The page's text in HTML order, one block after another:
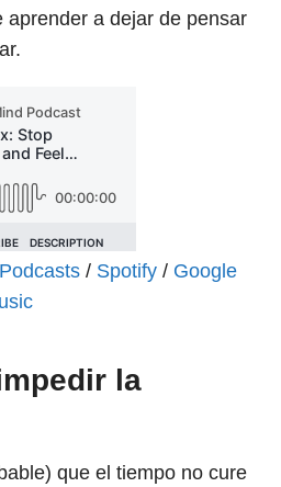
aprender a dejar de pensar
/ Spotify / Google
la
que el tiempo no cure